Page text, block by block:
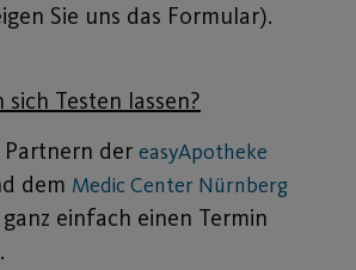
Sie uns das Formular).
sich Testen lassen?
Partnern der easyApotheke
dem Medic Center Nürnberg
einfach einen Termin